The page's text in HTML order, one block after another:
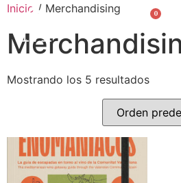
0
Inicio / Merchandising
Mostrando los 5 resultados